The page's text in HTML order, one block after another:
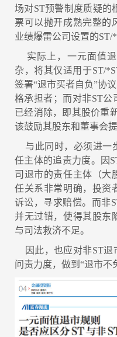
场对ST预警制度质疑的
票可以抛开成熟完整的
业绩爆雷公司设置的ST/
实际上，一元面值退
杂，将其仅适用于ST/
签署“退市买者自负”协
格承担者；而对非ST
已经消除，即其股价重
该鼓励其股东和董事会
与此同时，必须进一
任主体的追责力度。因
司退市的责任主体（大
任关系非常明确，投资
诉讼，寻求赔偿。而非
并无过错，使得其股东
与司法救济不足。
因此，也应对非ST退
问责力度，做到“退市不